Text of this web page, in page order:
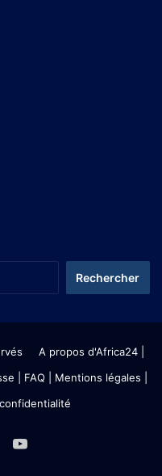
A propos d'Africa24|
| FAQ | Mentions légales